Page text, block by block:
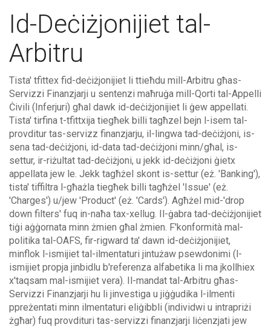
Id-Deċiżjonijiet tal-
Arbitru
Tista' tfittex fid-deċiżjonijiet li ttieħdu mill-Arbitru għas-
Servizzi Finanzjarji u sentenzi maħruġa mill-Qorti tal-Appelli
Ċivili (Inferjuri) għal dawk id-deċiżjonijiet li ġew appellati.
Tista' tirfina t-tfittxija tiegħek billi tagħzel bejn l-isem tal-
provditur tas-servizz finanzjarju, il-lingwa tad-deċiżjoni, is-
sena tad-deċiżjoni, id-data tad-deċiżjoni minn/għal, is-
settur, ir-riżultat tad-deċiżjoni, u jekk id-deċiżjoni ġietx
appellata jew le. Jekk tagħżel skont is-settur (eż. 'Banking'),
tista' tiffiltra l-għażla tiegħek billi tagħżel 'Issue' (eż.
'Charges') u/jew 'Product' (eż. 'Cards'). Agħżel mid-'drop
down filters' fuq in-naħa tax-xellug. Il-ġabra tad-deċiżjonijiet
tiġi aġġornata minn żmien għal żmien. F'konformità mal-
politika tal-OAFS, fir-rigward ta' dawn id-deċiżjonijiet,
minflok l-ismijiet tal-ilmentaturi jintużaw psewdonimi (l-
ismijiet propja jinbidlu b'referenza alfabetika li ma jkollhiex
x'taqsam mal-ismijiet vera). Il-mandat tal-Arbitru għas-
Servizzi Finanzjarji hu li jinvestiga u jiġġudika l-ilmenti
ppreżentati minn ilmentaturi eliġibbli (individwi u intrapriżi
żgħar) fuq provdituri tas-servizzi finanzjarji liċenzjati jew